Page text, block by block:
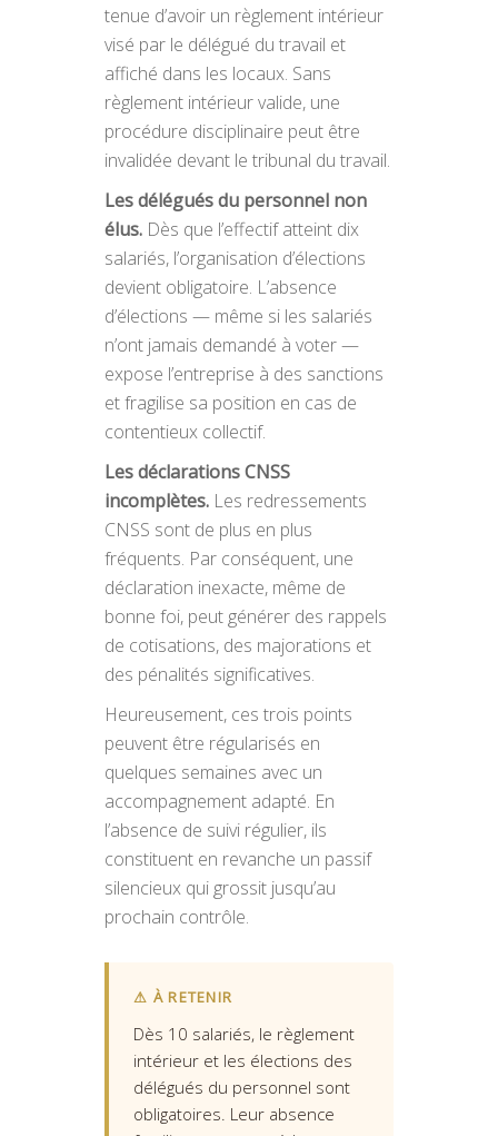
tenue d’avoir un règlement intérieur
visé par le délégué du travail et
affiché dans les locaux. Sans
règlement intérieur valide, une
procédure disciplinaire peut être
invalidée devant le tribunal du travail.
Les délégués du personnel non
élus. Dès que l’effectif atteint dix
salariés, l’organisation d’élections
devient obligatoire. L’absence
d’élections — même si les salariés
n’ont jamais demandé à voter —
expose l’entreprise à des sanctions
et fragilise sa position en cas de
contentieux collectif.
Les déclarations CNSS
incomplètes. Les redressements
CNSS sont de plus en plus
fréquents. Par conséquent, une
déclaration inexacte, même de
bonne foi, peut générer des rappels
de cotisations, des majorations et
des pénalités significatives.
Heureusement, ces trois points
peuvent être régularisés en
quelques semaines avec un
accompagnement adapté. En
l’absence de suivi régulier, ils
constituent en revanche un passif
silencieux qui grossit jusqu’au
prochain contrôle.
⚠ À RETENIR
Dès 10 salariés, le règlement
intérieur et les élections des
délégués du personnel sont
obligatoires. Leur absence